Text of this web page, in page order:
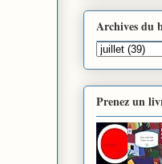
Archives du
Prenez un